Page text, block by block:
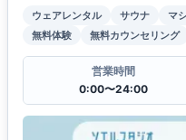
ウェアレンタル サウナ マ
無料体験
無料カウンセリング
営業時間
0:00〜24:00